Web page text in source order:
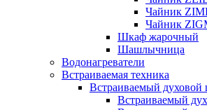
Чайник
Чайник
Шкаф жарочный
Шашлычница
Водонагреватели
Встраиваемая техника
Встраиваемый духовой
Встраиваемый